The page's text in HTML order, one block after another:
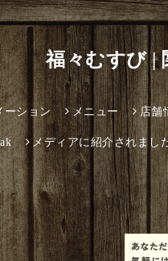
福々むすび |
ーション メニュー 店舗
メディアに紹介されまし